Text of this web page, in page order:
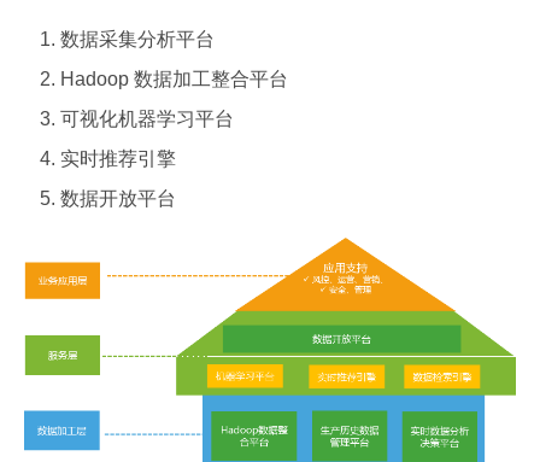
数据采集分析平台
Hadoop 数据加工整合平台
可视化机器学习平台
实时推荐引擎
数据开放平台